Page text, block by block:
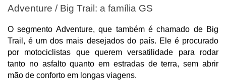
Adventure / Big Trail: a família GS
O segmento Adventure, que também é chamado de Big
Trail, é um dos mais desejados do país. Ele é procurado
por motociclistas que querem versatilidade para rodar
tanto no asfalto quanto em estradas de terra, sem abrir
mão de conforto em longas viagens.